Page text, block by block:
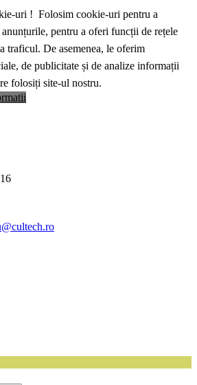
uri ! Folosim cookie-uri pentru a
pentru a oferi funcții de rețele
traficul. De asemenea, le oferim
de publicitate și de analize informații
folosiți site-ul nostru.